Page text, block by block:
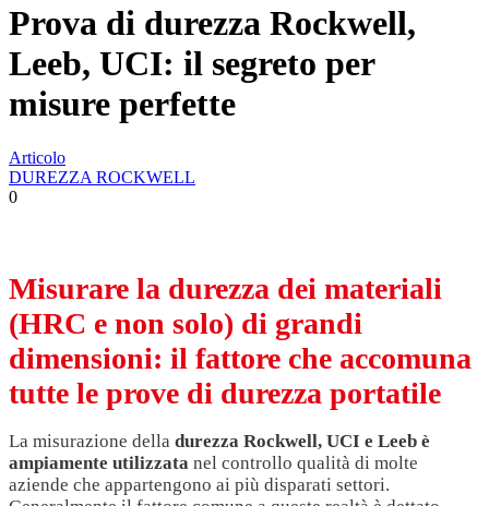
Prova di durezza Rockwell,
Leeb, UCI: il segreto per
misure perfette
Articolo
DUREZZA ROCKWELL
0
Misurare la durezza dei materiali
(HRC e non solo) di grandi
dimensioni: il fattore che accomuna
tutte le prove di durezza portatile
La misurazione della durezza Rockwell, UCI e Leeb è
ampiamente utilizzata nel controllo qualità di molte
aziende che appartengono ai più disparati settori.